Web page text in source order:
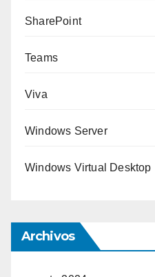
SharePoint
Teams
Viva
Windows Server
Windows Virtual Desktop
Archivos